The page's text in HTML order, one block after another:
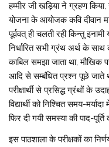
हम्मीर जी खड़िया ने ग्रहण
योजना के आयोजक कवि दीवान
पूर्ववत् ही चलती रही किन्तु
निर्धारित सभी ग्रंथ अर्थ के
काबिल समझा जाता था, मौखिक
आदि से सम्बंधित प्रश्न पूछे जाते
परीक्षार्थी से प्रसिद्ध ग्रंथों के
विद्यार्थी को निश्चित समय-
फिर दी गयी समस्या की पाद-
इस पाठशाला के परीक्षकों का